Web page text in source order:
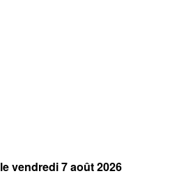
le vendredi 7 août 2026